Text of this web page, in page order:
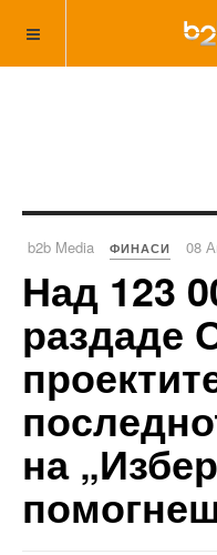
b2b Media ФИНАСИ 08
Над 123
раздаде
на